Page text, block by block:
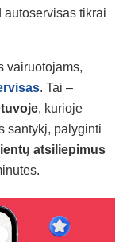
autoservisas tikrai
vairuotojams,
. Tai –
, kurioje
santykį, palyginti
atsiliepimus